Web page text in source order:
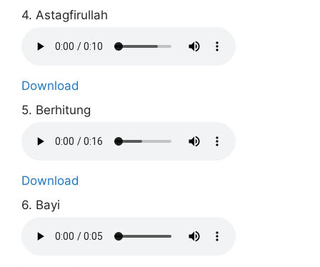
4. Astagfirullah
Download
5. Berhitung
Download
6. Bayi